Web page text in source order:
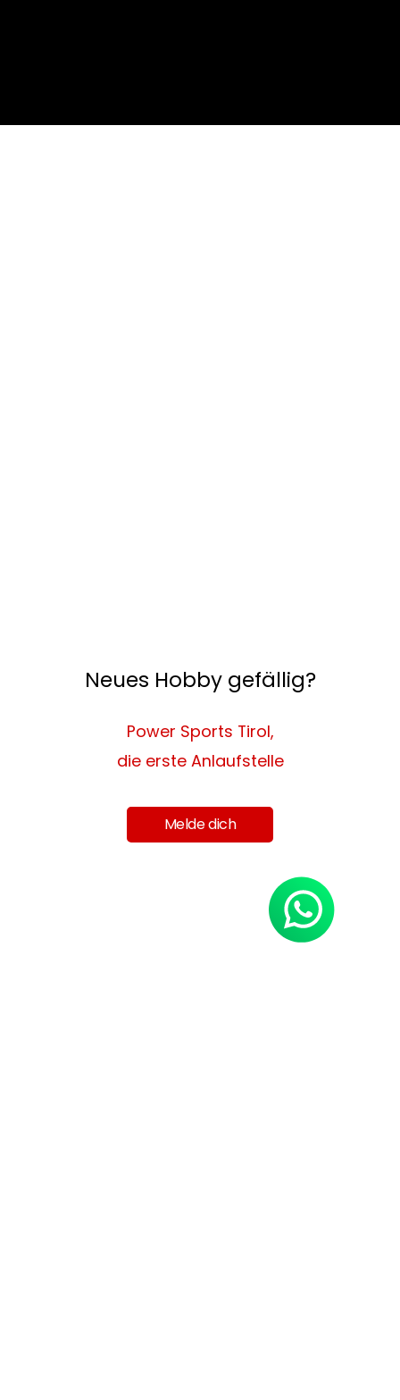
Neues Hobby gefällig?
Power Sports Tirol,
die erste Anlaufstelle
Melde dich